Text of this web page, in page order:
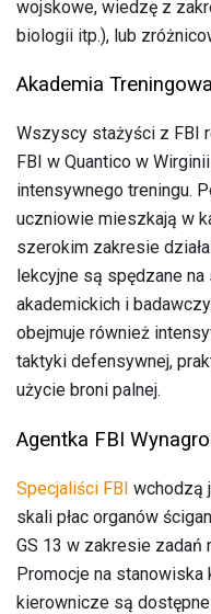
wojskowe, wiedzę z
biologii itp.), lub
Akademia
Wszyscy stażyści z FBI
FBI w Quantico w
intensywnego treningu.
uczniowie mieszkają w
szerokim zakresie
lekcyjne są spędzane
akademickich i
obejmuje również
taktyki defensywnej,
użycie broni palnej.
Agentka FBI
Specjaliści FBI wchodzą
skali płac organów
GS 13 w zakresie zadań
Promocje na
kierownicze są dostępne